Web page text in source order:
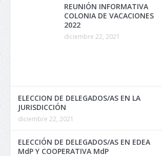
REUNIÓN INFORMATIVA
COLONIA DE VACACIONES
2022
diciembre 22, 2021
ELECCION DE DELEGADOS/AS EN LA
JURISDICCIÓN
diciembre 22, 2021
ELECCIÓN DE DELEGADOS/AS EN EDEA
MdP Y COOPERATIVA MdP